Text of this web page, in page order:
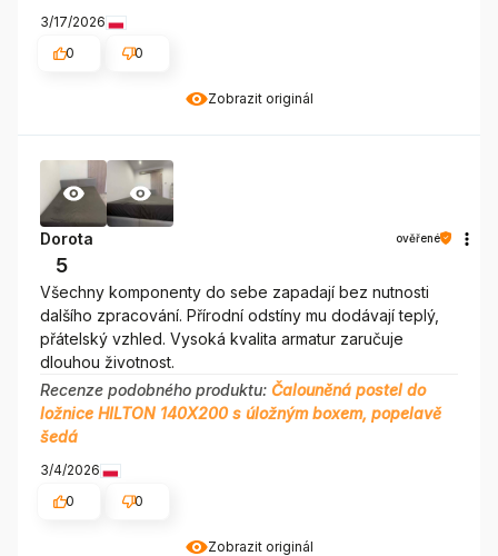
Zobrazit originál
3/17/2026
0
0
Zobrazit originál
Dorota ověřené
5
Všechny komponenty do sebe zapadají bez nutnosti
dalšího zpracování. Přírodní odstíny mu dodávají teplý,
přátelský vzhled. Vysoká kvalita armatur zaručuje
dlouhou životnost.
Recenze podobného produktu: Čalouněná postel do
ložnice HILTON 140X200 s úložným boxem, popelavě
šedá
3/4/2026
0
0